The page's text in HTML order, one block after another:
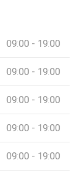
09:00 - 19:00
09:00 - 19:00
09:00 - 19:00
09:00 - 19:00
09:00 - 19:00